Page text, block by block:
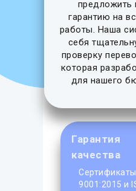
Гарантия
качества
Сертификаты
9001:2015 и
предложить
гарантию на
работы. Наша
себя
проверку
которая
для нашего